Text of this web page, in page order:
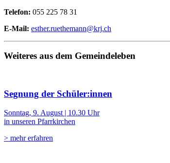
Telefon: 055 225 78 31
E-Mail: esther.ruethemann@krj.ch
Weiteres aus dem Gemeindeleben
Segnung der Schüler:innen
Sonntag, 9. August | 10.30 Uhr
in unseren Pfarrkirchen
> mehr erfahren